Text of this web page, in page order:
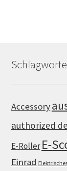
Schlagworte
Accessory
authorized
E-Roller E-
Einrad